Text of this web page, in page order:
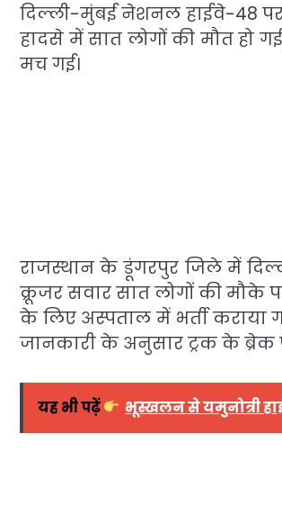
दिल्ली-मुंबई नेशनल हाईवे-48
हादसे में सात लोगों की मौत हो
मच गई।
राजस्थान के डूंगरपुर जिले में
क्रूजर सवार सात लोगों की मौके
के लिए अस्पताल में भर्ती कराया
जानकारी के अनुसार ट्रक के
यह भी पढ़ें भूस्खलन से यमुनोत्री